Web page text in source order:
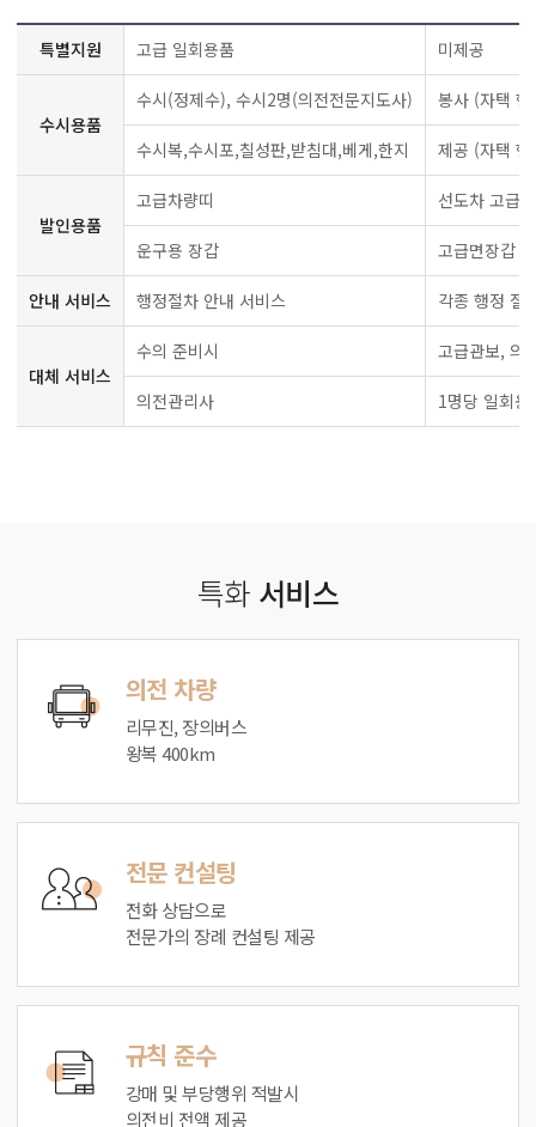
특별지원 고급 일회용품 미제공
수시용품
수시(정제수), 수시2명(의전전문지도사) 봉사 (자택
수시복,수시포,칠성판,받침대,베게,한지 제공 (자택
발인용품
고급차량띠 선도차 고급
운구용 장갑 고급면장갑
안내 서비스 행정절차 안내 서비스 각종 행정 절
대체 서비스
수의 준비시 고급관보, 의
의전관리사 1명당 일회
특화 서비스
의전 차량
리무진, 장의버스
왕복 400km
전문 컨설팅
전화 상담으로
전문가의 장례 컨설팅 제공
규칙 준수
강매 및 부당행위 적발시
의전비 전액 제공